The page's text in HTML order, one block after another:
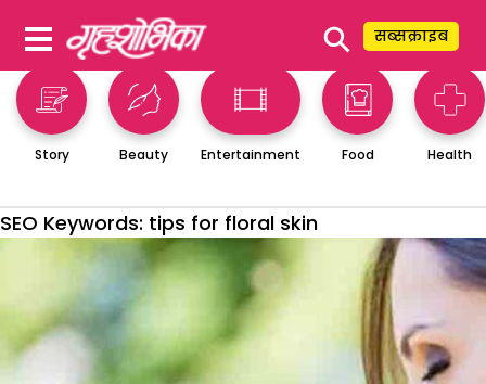
⚲ सब्सक्राइब
Story Beauty Entertainment Food Health
SEO Keywords: tips for floral skin